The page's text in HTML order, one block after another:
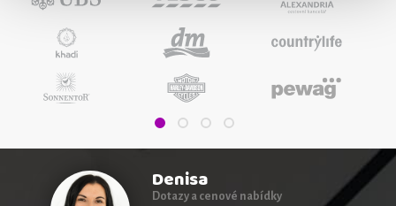
Denisa
Dotazy a cenové nabídky